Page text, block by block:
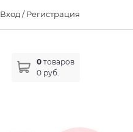
Вход / Регистрация
0 товаров
0 руб.